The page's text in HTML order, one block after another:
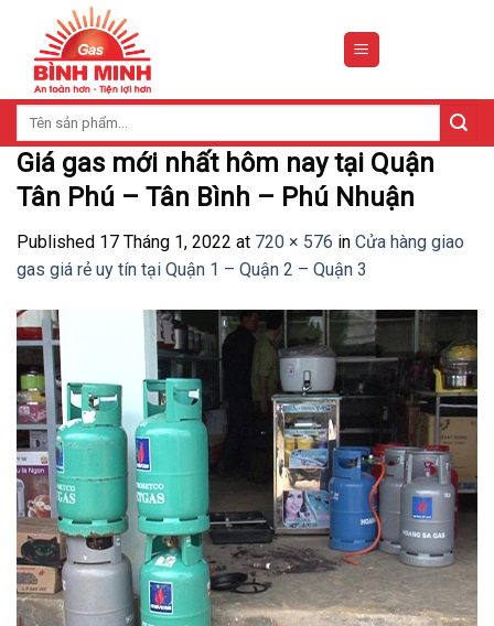
content
Giá gas mới nhất hôm nay tại Quận
Tân Phú – Tân Bình – Phú Nhuận
Published 17 Tháng 1, 2022 at 720 × 576 in Cửa hàng giao
gas giá rẻ uy tín tại Quận 1 – Quận 2 – Quận 3